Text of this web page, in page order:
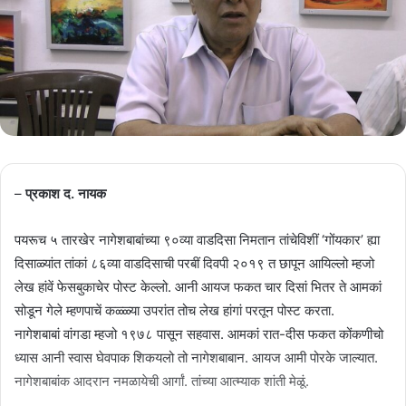
–प्रकाश द. नायक
पयरूच ५ तारखेर नागेशबाबांच्या ९०व्या वाडदिसा निमतान तांचेविशीं ‘गोंयकार’ ह्या
दिसाळ्यांत तांकां ८६व्या वाडदिसाची परबीं दिवपी २०१९ त छापून आयिल्लो म्हजो
लेख हांवें फेसबुकाचेर पोस्ट केल्लो. आनी आयज फकत चार दिसां भितर ते आमकां
सोडून गेले म्हणपाचें कळ्ळ्या उपरांत तोच लेख हांगां परतून पोस्ट करता.
नागेशबाबां वांगडा म्हजो १९७८ पासून सहवास. आमकां रात-दीस फकत कोंकणीचो
ध्यास आनी स्वास घेवपाक शिकयलो तो नागेशबाबान. आयज आमी पोरके जाल्यात.
नागेशबाबांक आदरान नमळायेची आर्गां. तांच्या आत्म्याक शांती मेळूं.